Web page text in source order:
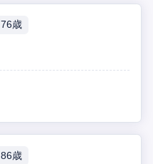
76歳
86歳